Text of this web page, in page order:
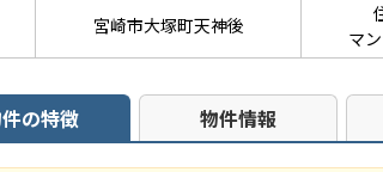
宮崎市大塚町天神後
マ
の特徴 物件情報